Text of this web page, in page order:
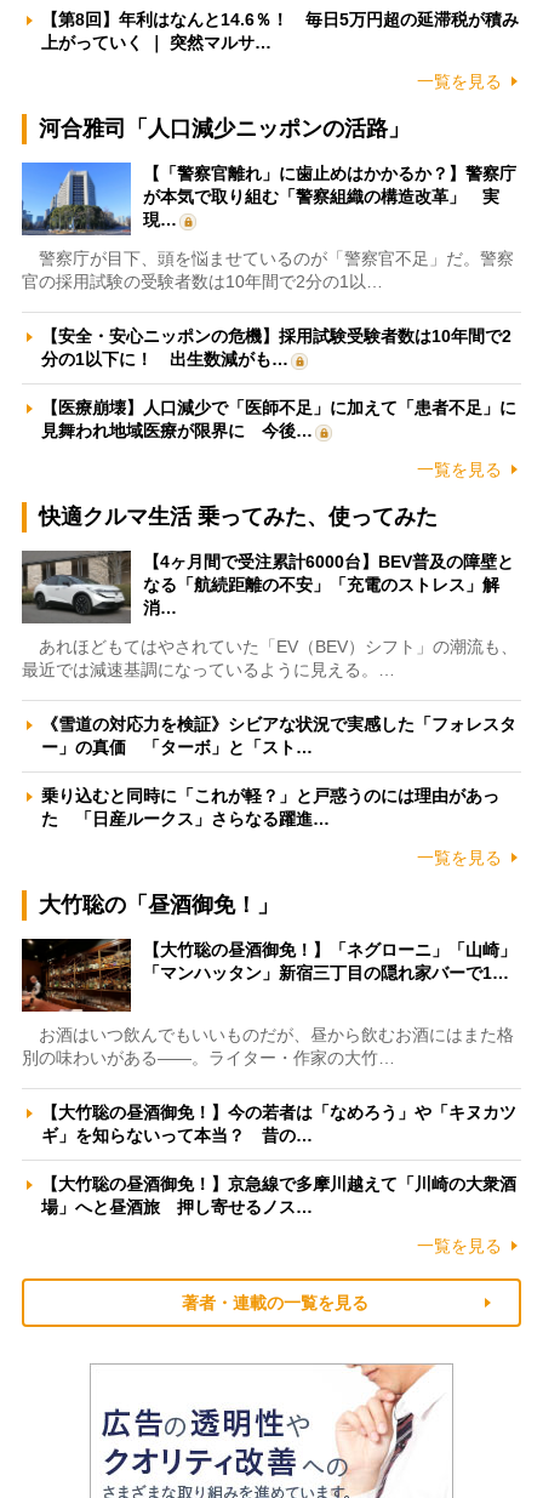
【第8回】年利はなんと14.6％！ 毎日5万円超の延滞税が積み
上がっていく ｜ 突然マルサ…
一覧を見る
河合雅司「人口減少ニッポンの活路」
【「警察官離れ」に歯止めはかかるか？】警察庁
が本気で取り組む「警察組織の構造改革」 実
現…
警察庁が目下、頭を悩ませているのが「警察官不足」だ。警察
官の採用試験の受験者数は10年間で2分の1以…
【安全・安心ニッポンの危機】採用試験受験者数は10年間で2
分の1以下に！ 出生数減がも…
【医療崩壊】人口減少で「医師不足」に加えて「患者不足」に
見舞われ地域医療が限界に 今後…
一覧を見る
快適クルマ生活 乗ってみた、使ってみた
【4ヶ月間で受注累計6000台】BEV普及の障壁と
なる「航続距離の不安」「充電のストレス」解
消…
あれほどもてはやされていた「EV（BEV）シフト」の潮流も、
最近では減速基調になっているように見える。…
《雪道の対応力を検証》シビアな状況で実感した「フォレスタ
ー」の真価 「ターボ」と「スト…
乗り込むと同時に「これが軽？」と戸惑うのには理由があっ
た 「日産ルークス」さらなる躍進…
一覧を見る
大竹聡の「昼酒御免！」
【大竹聡の昼酒御免！】「ネグローニ」「山崎」
「マンハッタン」新宿三丁目の隠れ家バーで1…
お酒はいつ飲んでもいいものだが、昼から飲むお酒にはまた格
別の味わいがある――。ライター・作家の大竹…
【大竹聡の昼酒御免！】今の若者は「なめろう」や「キヌカツ
ギ」を知らないって本当？ 昔の…
【大竹聡の昼酒御免！】京急線で多摩川越えて「川崎の大衆酒
場」へと昼酒旅 押し寄せるノス…
一覧を見る
著者・連載の一覧を見る